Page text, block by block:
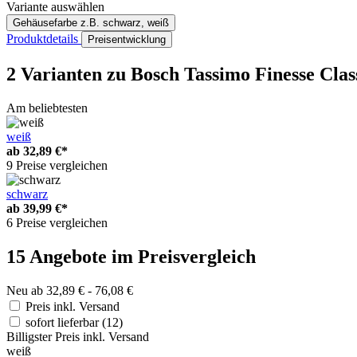
Variante auswählen
Gehäusefarbe z.B. schwarz, weiß
Produktdetails Preisentwicklung
2 Varianten zu Bosch Tassimo Finesse
Am beliebtesten
weiß
ab 32,89 €*
9 Preise vergleichen
schwarz
ab 39,99 €*
6 Preise vergleichen
15 Angebote im Preisvergleich
Neu ab 32,89 € - 76,08 €
Preis inkl. Versand
sofort lieferbar(12)
Billigster Preis inkl. Versand
weiß